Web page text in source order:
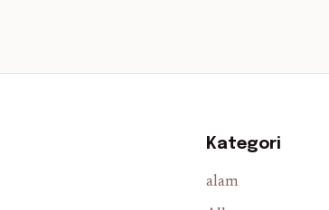
Kategori
alam